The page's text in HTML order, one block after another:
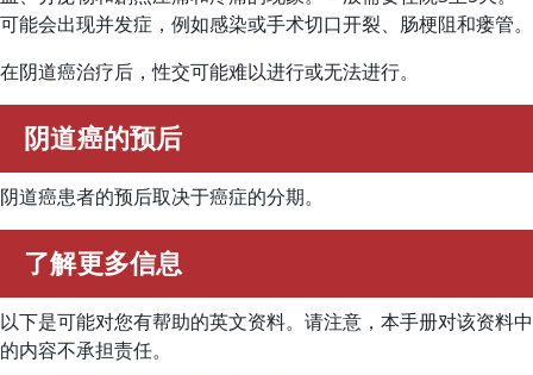
可能会出现并发症，例如感染或手术切口开裂、肠梗阻和瘘管。
在阴道癌治疗后，性交可能难以进行或无法进行。
阴道癌的预后
阴道癌患者的预后取决于癌症的分期。
了解更多信息
以下是可能对您有帮助的英文资料。请注意，本手册对该资料中
的内容不承担责任。